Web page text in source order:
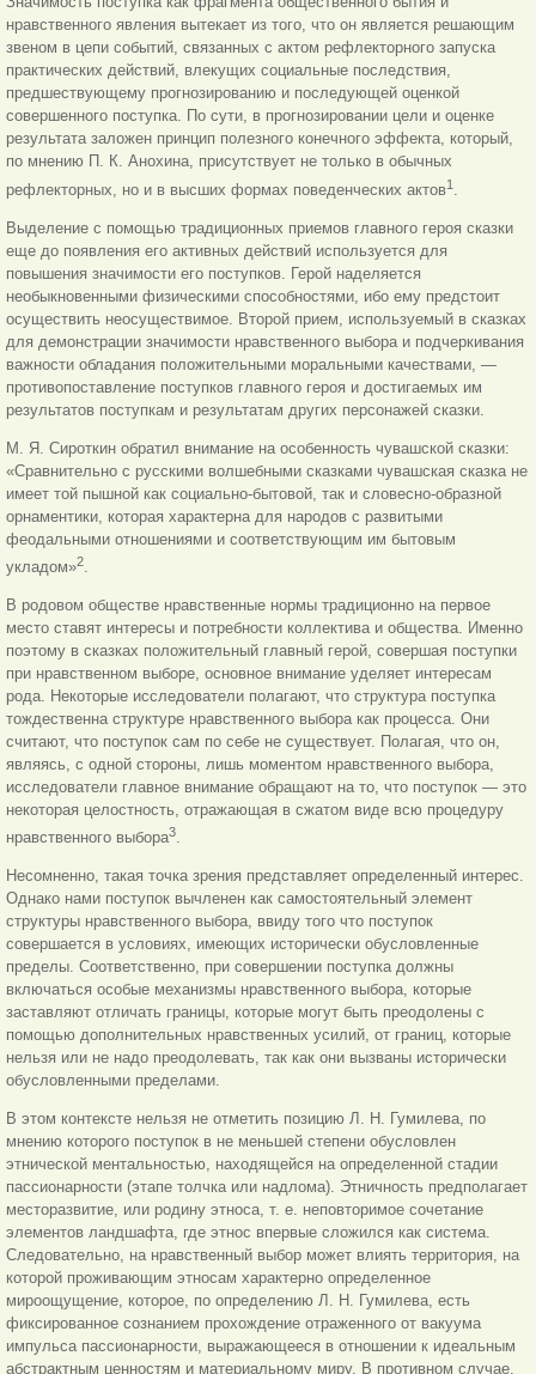
нравственного явления вытекает из того, что он является решающим
звеном в цепи событий, связанных с актом рефлекторного запуска
практических действий, влекущих социальные последствия,
предшествующему прогнозированию и последующей оценкой
совершенного поступка. По сути, в прогнозировании цели и оценке
результата заложен принцип полезного конечного эффекта, который,
по мнению П. К. Анохина, присутствует не только в обычных
рефлекторных, но и в высших формах поведенческих актов1
Выделение с помощью традиционных приемов главного героя сказки
еще до появления его активных действий используется для
повышения значимости его поступков. Герой наделяется
необыкновенными физическими способностями, ибо ему предстоит
осуществить неосуществимое. Второй прием, используемый в сказках
для демонстрации значимости нравственного выбора и подчеркивания
важности обладания положительными моральными качествами, —
противопоставление поступков главного героя и достигаемых им
результатов поступкам и результатам других персонажей сказки.
М. Я. Сироткин обратил внимание на особенность чувашской сказки:
«Сравнительно с русскими волшебными сказками чувашская сказка не
имеет той пышной как социально-бытовой, так и словесно-образной
орнаментики, которая характерна для народов с развитыми
феодальными отношениями и соответствующим им бытовым
укладом»2.
В родовом обществе нравственные нормы традиционно на первое
место ставят интересы и потребности коллектива и общества. Именно
поэтому в сказках положительный главный герой, совершая поступки
при нравственном выборе, основное внимание уделяет интересам
рода. Некоторые исследователи полагают, что структура поступка
тождественна структуре нравственного выбора как процесса. Они
считают, что поступок сам по себе не существует. Полагая, что он,
являясь, с одной стороны, лишь моментом нравственного выбора,
исследователи главное внимание обращают на то, что поступок — это
некоторая целостность, отражающая в сжатом виде всю процедуру
нравственного выбора3.
Несомненно, такая точка зрения представляет определенный интерес.
Однако нами поступок вычленен как самостоятельный элемент
структуры нравственного выбора, ввиду того что поступок
совершается в условиях, имеющих исторически обусловленные
пределы. Соответственно, при совершении поступка должны
включаться особые механизмы нравственного выбора, которые
заставляют отличать границы, которые могут быть преодолены с
помощью дополнительных нравственных усилий, от границ, которые
нельзя или не надо преодолевать, так как они вызваны исторически
обусловленными пределами.
В этом контексте нельзя не отметить позицию Л. Н. Гумилева, по
мнению которого поступок в не меньшей степени обусловлен
этнической ментальностью, находящейся на определенной стадии
пассионарности (этапе толчка или надлома). Этничность предполагает
месторазвитие, или родину этноса, т. е. неповторимое сочетание
элементов ландшафта, где этнос впервые сложился как система.
Следовательно, на нравственный выбор может влиять территория, на
которой проживающим этносам характерно определенное
мироощущение, которое, по определению Л. Н. Гумилева, есть
фиксированное сознанием прохождение отраженного от вакуума
импульса пассионарности, выражающееся в отношении к идеальным
абстрактным ценностям и материальному миру. В противном случае,